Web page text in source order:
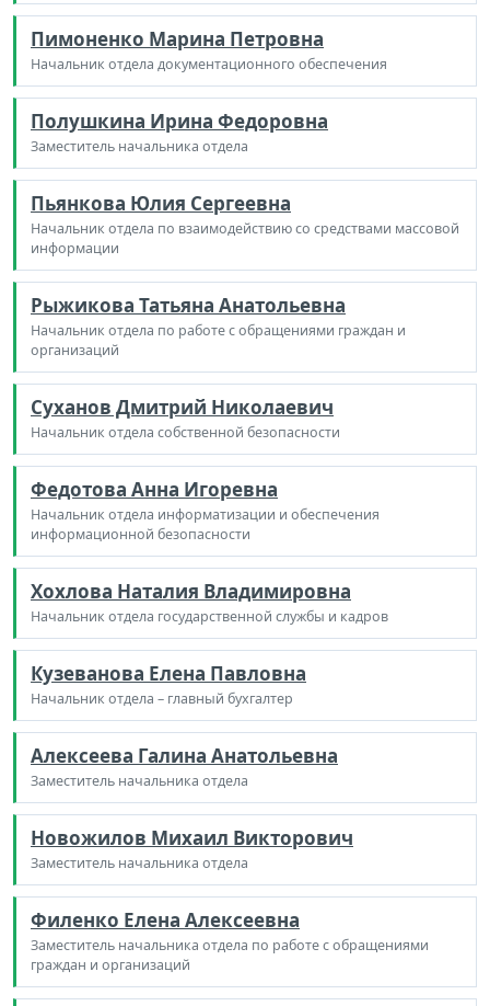
Пимоненко Марина Петровна
Начальник отдела документационного обеспечения
Полушкина Ирина Федоровна
Заместитель начальника отдела
Пьянкова Юлия Сергеевна
Начальник отдела по взаимодействию со средствами массовой
информации
Рыжикова Татьяна Анатольевна
Начальник отдела по работе с обращениями граждан и
организаций
Суханов Дмитрий Николаевич
Начальник отдела собственной безопасности
Федотова Анна Игоревна
Начальник отдела информатизации и обеспечения
информационной безопасности
Хохлова Наталия Владимировна
Начальник отдела государственной службы и кадров
Кузеванова Елена Павловна
Начальник отдела – главный бухгалтер
Алексеева Галина Анатольевна
Заместитель начальника отдела
Новожилов Михаил Викторович
Заместитель начальника отдела
Филенко Елена Алексеевна
Заместитель начальника отдела по работе с обращениями
граждан и организаций